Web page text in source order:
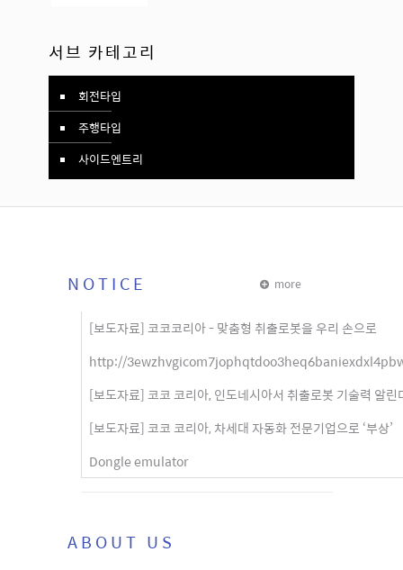
서브 카테고리
회전타입
주행타입
사이드엔트리
more
NOTICE
[보도자료] 코코코리아 - 맞춤형 취출로봇을 우리 손으로
http://
[보도자료] 코코 코리아, 인도네시아서 취출로봇 기술력 알린
[보도자료] 코코 코리아, 차세대 자동화 전문기업으로 ‘부상’
Dongle emulator
ABOUT US